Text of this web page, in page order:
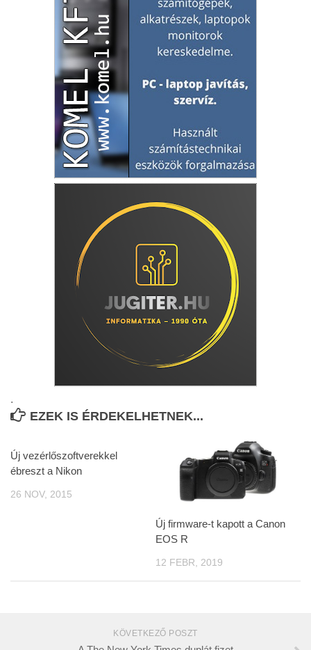
.
EZEK IS ÉRDEKELHETNEK...
Új vezérlőszoftverekkel
ébreszt a Nikon
26 NOV, 2015
Új firmware-t kapott a Canon
EOS R
12 FEBR, 2019
KÖVETKEZŐ POSZT